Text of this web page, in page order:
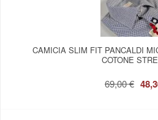
CAMICIA SLIM FIT PANCALDI
COTONE
69,00 €